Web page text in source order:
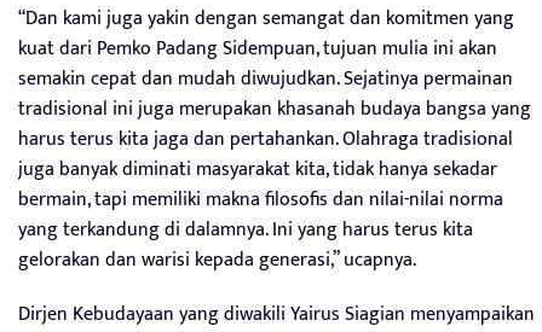
“Dan kami juga yakin dengan semangat dan komitmen yang
kuat dari Pemko Padang Sidempuan, tujuan mulia ini akan
semakin cepat dan mudah diwujudkan. Sejatinya permainan
tradisional ini juga merupakan khasanah budaya bangsa yang
harus terus kita jaga dan pertahankan. Olahraga tradisional
juga banyak diminati masyarakat kita, tidak hanya sekadar
bermain, tapi memiliki makna filosofis dan nilai-nilai norma
yang terkandung di dalamnya. Ini yang harus terus kita
gelorakan dan warisi kepada generasi,” ucapnya.
Dirjen Kebudayaan yang diwakili Yairus Siagian menyampaikan